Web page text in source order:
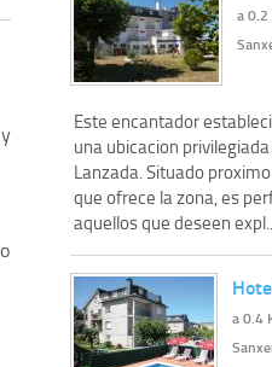
a 0.2
Este encantador
una ubicacion
Lanzada. Situado
que ofrece la zona, es
aquellos que deseen expl...
a 0.4